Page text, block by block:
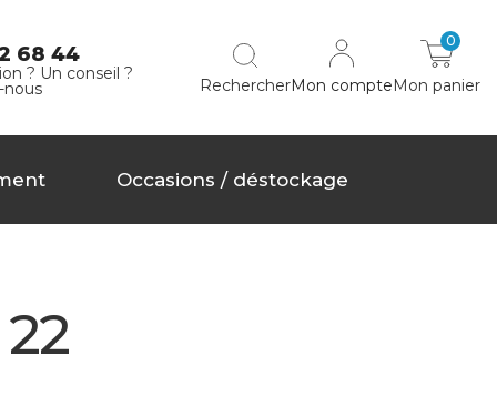
68 44
? Un conseil ?
RechercherMon compteMon panier
0
Occasions / déstockage